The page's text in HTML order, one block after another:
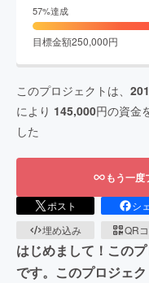
57%達成
目標金額250,000円
このプロジェクトは、
により 145,000円の資金
した
もう一
ポスト シ
埋め込み
QR
はじめまして！この
です。このプロジェ